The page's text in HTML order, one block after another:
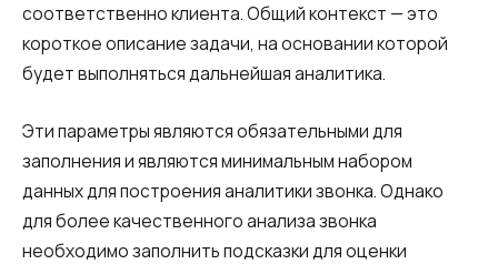
соответственно клиента. Общий контекст — это
короткое описание задачи, на основании которой
будет выполняться дальнейшая аналитика.
Эти параметры являются обязательными для
заполнения и являются минимальным набором
данных для построения аналитики звонка. Однако
для более качественного анализа звонка
необходимо заполнить подсказки для оценки